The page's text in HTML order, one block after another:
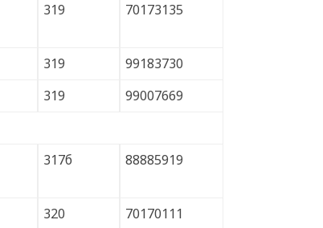
319 70173135
319
99183730
319
99007669
317б 88885919
320 70170111